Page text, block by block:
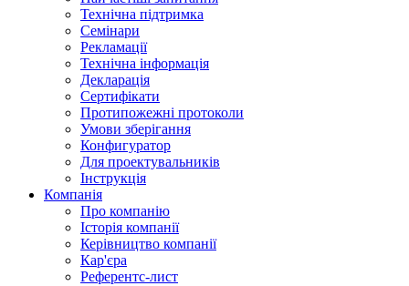
Технічна підтримка
Семінари
Рекламації
Технічна інформація
Декларація
Сертифікати
Протипожежні протоколи
Умови зберігання
Конфигуратор
Для проектувальників
Інструкція
Компанія
Про компанію
Історія компанії
Керівництво компанії
Кар'єра
Референтс-лист